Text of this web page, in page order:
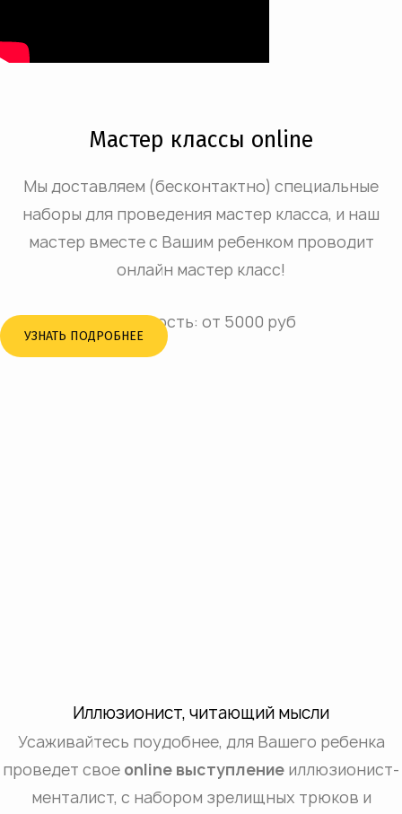
Мастер классы online
Мы доставляем (бесконтактно) специальные
наборы для проведения мастер класса, и наш
мастер вместе с Вашим ребенком проводит
онлайн мастер класс!
Стоимость: от 5000 руб
УЗНАТЬ ПОДРОБНЕЕ
Иллюзионист, читающий мысли
Усаживайтесь поудобнее, для Вашего ребенка
проведет свое online выступление иллюзионист-
менталист, с набором зрелищных трюков и